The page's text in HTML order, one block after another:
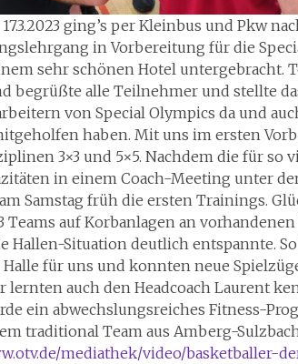
ging’s per Kleinbus und Pkw
in Vorbereitung für die
sehr schönen Hotel untergebracht.
begrüßte alle Teilnehmer und stellte
von Special Olympics da und
haben. Mit uns im ersten
3×3 und 5×5. Nachdem die für so
in einem Coach-Meeting unter
Samstag früh die ersten Trainings.
Teams auf Korbanlagen an
Hallen-Situation deutlich entspannte.
für uns und konnten neue
lernten auch den Headcoach Laurent
ein abwechslungsreiches Fitness-
traditional Team aus Amberg-
mediathek/video/basketballer-